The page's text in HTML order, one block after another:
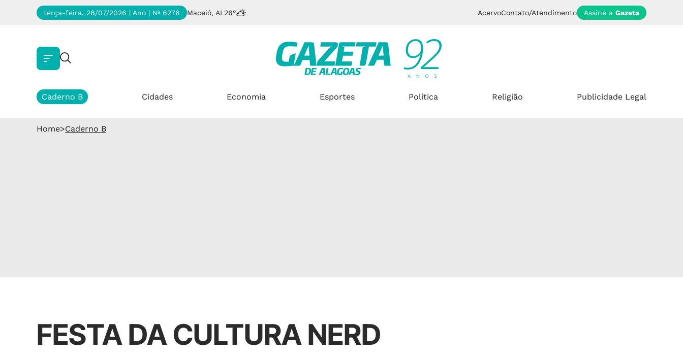
terça-feira, 28/07/2026 | Ano | Nº 6276 Maceió, AL 26° AcervoContato/Atendimento Assine a Gazeta
Caderno B Cidades Economia Esportes Política Religião Publicidade Legal
Home>Caderno B
FESTA DA CULTURA NERD